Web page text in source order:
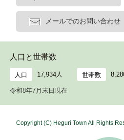
メールでのお問い合わせ
人口と世帯数
人口 17,934人 世帯数
令和8年7月末日現在
Copyright (C) Heguri Town All Rights